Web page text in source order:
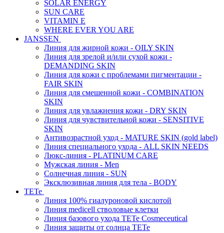
SOLAR ENERGY
SUN CARE
VITAMIN E
WHERE EVER YOU ARE
JANSSEN
Линия для жирной кожи - OILY SKIN
Линия для зрелой и/или сухой кожи -
DEMANDING SKIN
Линия для кожи с проблемами пигментации -
FAIR SKIN
Линия для смешенной кожи - COMBINATION
SKIN
Линия для увлажнения кожи - DRY SKIN
Линия для чувствительной кожи - SENSITIVE
SKIN
Антивозрастной уход - MATURE SKIN (gold label)
Линия специального ухода - ALL SKIN NEEDS
Люкс-линия - PLATINUM CARE
Мужская линия - Men
Солнечная линия - SUN
Эксклюзивная линия для тела - BODY
TETe
Линия 100% гиалуроновой кислотой
Линия medicell стволовые клетки
Линия базового ухода TETe Cosmeceutical
Линия защиты от солнца TETe